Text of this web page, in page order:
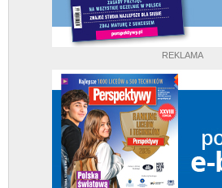
REKLAMA